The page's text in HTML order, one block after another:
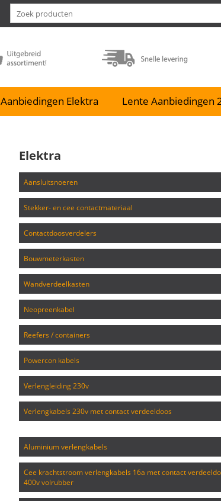
Aanbiedingen Elektra Lente Aanbiedingen
Elektra
aansluitsnoeren
stekker- en cee contactmateriaal
contactdoosverdelers
bouwmeterkasten
wandverdeelkasten
neopreenkabel
reefers / containers
powercon kabels
verlengleiding 230v
verlengkabels 230v met contact verdeeldoos
aluminium verlengkabels
cee krachtstroom verlengkabels 16a met contact verdeeldoos
400v volrubber